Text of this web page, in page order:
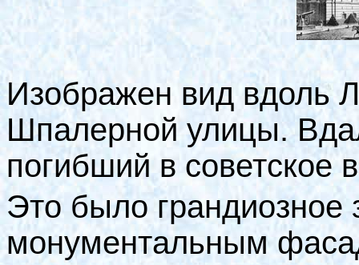
Изображен вид вдоль
Шпалерной улицы.
погибший в советское
Это было грандиозное
монументальным